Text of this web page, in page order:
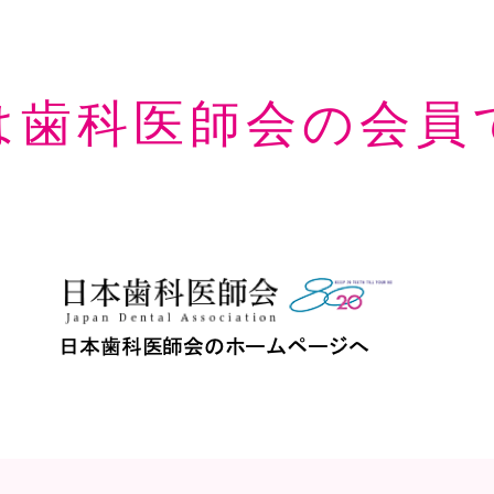
歯科医師会の会員